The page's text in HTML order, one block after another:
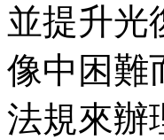
並提升光
像中困難
法規來辦